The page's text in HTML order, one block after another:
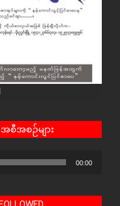
အစီအစဉ်များ
00:00